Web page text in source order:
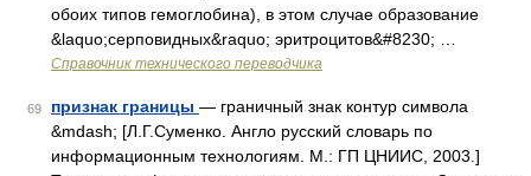
обоих типов гемоглобина), в этом случае образование
&laquo;серповидных&raquo; эритроцитов&#8230; …
Справочник технического переводчика
69 признак границы — граничный знак контур символа
&mdash; [Л.Г.Суменко. Англо русский словарь по
информационным технологиям. М.: ГП ЦНИИС, 2003.]